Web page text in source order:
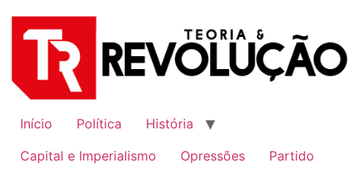
para
Início Política
História
Capital e Imperialismo
Opressões
Partido